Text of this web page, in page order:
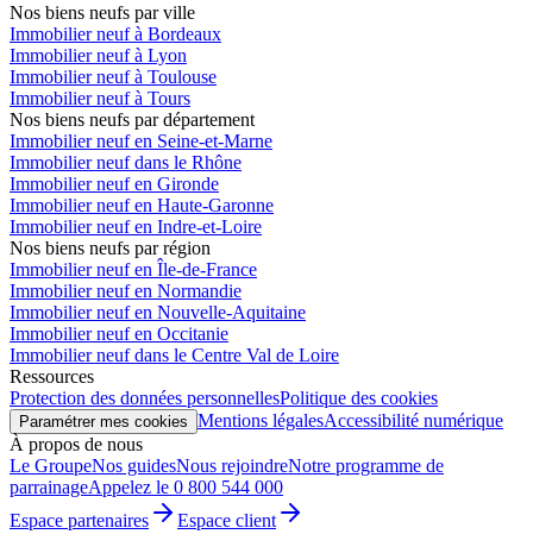
Nos biens neufs par ville
Immobilier neuf à Bordeaux
Immobilier neuf à Lyon
Immobilier neuf à Toulouse
Immobilier neuf à Tours
Nos biens neufs par département
Immobilier neuf en Seine-et-Marne
Immobilier neuf dans le Rhône
Immobilier neuf en Gironde
Immobilier neuf en Haute-Garonne
Immobilier neuf en Indre-et-Loire
Nos biens neufs par région
Immobilier neuf en Île-de-France
Immobilier neuf en Normandie
Immobilier neuf en Nouvelle-Aquitaine
Immobilier neuf en Occitanie
Immobilier neuf dans le Centre Val de Loire
Ressources
Protection des données personnellesPolitique des cookies
Paramétrer mes cookies Mentions légalesAccessibilité numérique
À propos de nous
Le GroupeNos guidesNous rejoindreNotre programme de
parrainageAppelez le 0 800 544 000
Espace partenaires
Espace client